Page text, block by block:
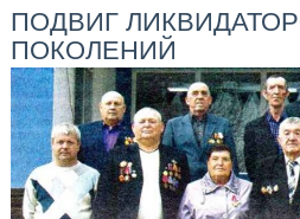
ПОДВИГ
ПОКОЛЕНИЙ